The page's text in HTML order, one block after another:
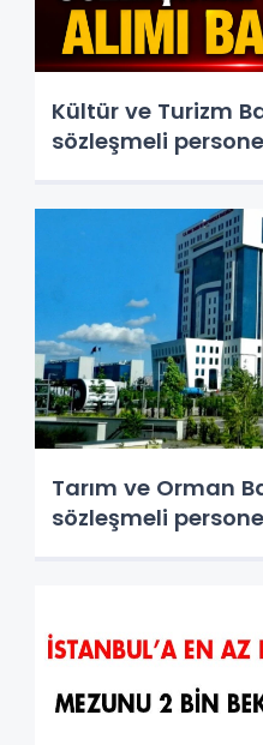
Kültür ve Turizm
sözleşmeli
Tarım ve Orman
sözleşmeli